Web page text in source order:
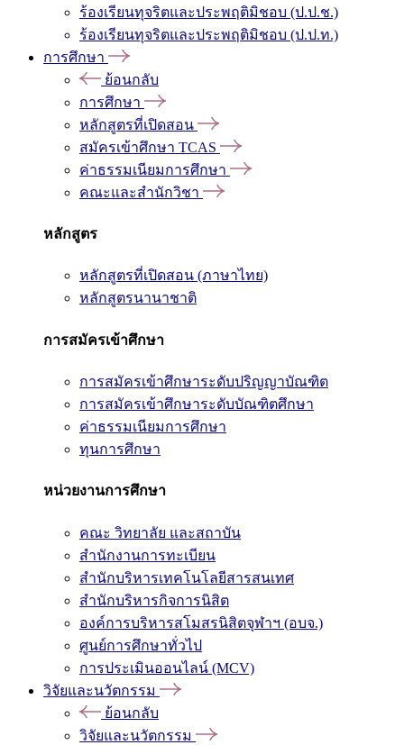
ร้องเรียนทุจริตและประพฤติมิชอบ (ป.ป.ช.)
ร้องเรียนทุจริตและประพฤติมิชอบ (ป.ป.ท.)
การศึกษา
ย้อนกลับ
การศึกษา
หลักสูตรที่เปิดสอน
สมัครเข้าศึกษา TCAS
ค่าธรรมเนียมการศึกษา
คณะและสำนักวิชา
หลักสูตร
หลักสูตรที่เปิดสอน (ภาษาไทย)
หลักสูตรนานาชาติ
การสมัครเข้าศึกษา
การสมัครเข้าศึกษาระดับปริญญาบัณฑิต
การสมัครเข้าศึกษาระดับบัณฑิตศึกษา
ค่าธรรมเนียมการศึกษา
ทุนการศึกษา
หน่วยงานการศึกษา
คณะ วิทยาลัย และสถาบัน
สำนักงานการทะเบียน
สำนักบริหารเทคโนโลยีสารสนเทศ
สำนักบริหารกิจการนิสิต
องค์การบริหารสโมสรนิสิตจุฬาฯ (อบจ.)
ศูนย์การศึกษาทั่วไป
การประเมินออนไลน์ (MCV)
วิจัยและนวัตกรรม
ย้อนกลับ
วิจัยและนวัตกรรม